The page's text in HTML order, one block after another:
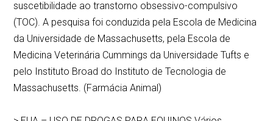
suscetibilidade ao transtorno obsessivo-compulsivo
(TOC). A pesquisa foi conduzida pela Escola de Medicina
da Universidade de Massachusetts, pela Escola de
Medicina Veterinária Cummings da Universidade Tufts e
pelo Instituto Broad do Instituto de Tecnologia de
Massachusetts. (Farmácia Animal)